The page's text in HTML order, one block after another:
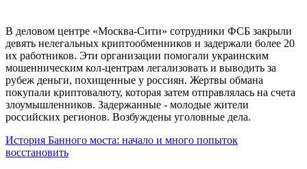
В деловом центре «Москва-Сити» сотрудники ФСБ закрыли
девять нелегальных криптообменников и задержали более 20
их работников. Эти организации помогали украинским
мошенническим кол-центрам легализовать и выводить за
рубеж деньги, похищенные у россиян. Жертвы обмана
покупали криптовалюту, которая затем отправлялась на счета
злоумышленников. Задержанные - молодые жители
российских регионов. Возбуждены уголовные дела.
История Банного моста: начало и много попыток
восстановить